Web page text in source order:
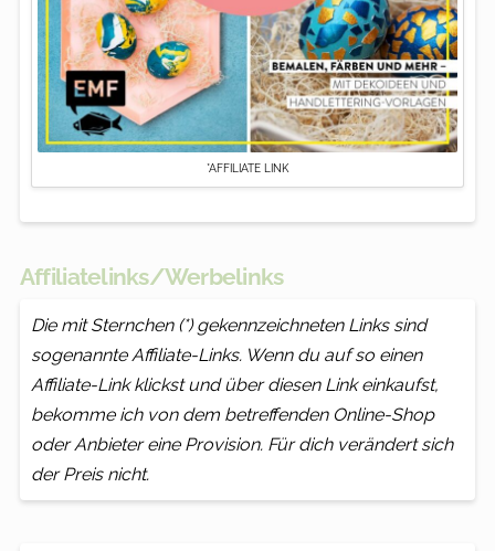
*AFFILIATE LINK
Affiliatelinks/Werbelinks
Die mit Sternchen (*) gekennzeichneten Links sind
sogenannte Affiliate-Links. Wenn du auf so einen
Affiliate-Link klickst und über diesen Link einkaufst,
bekomme ich von dem betreffenden Online-Shop
oder Anbieter eine Provision. Für dich verändert sich
der Preis nicht.